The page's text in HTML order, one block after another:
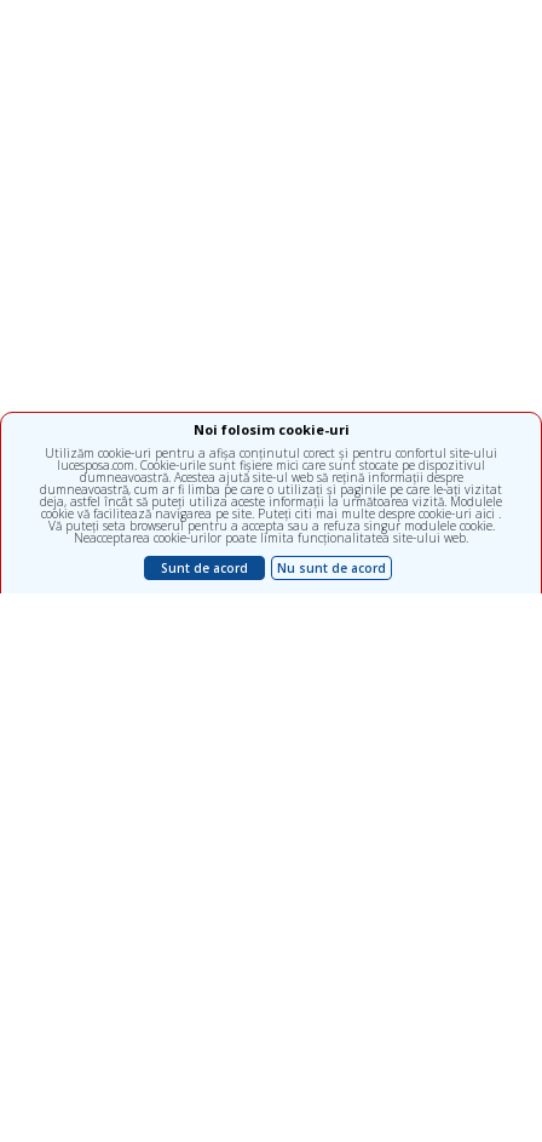
Noi folosim cookie-uri
Utilizăm cookie-uri pentru a afișa conținutul corect și pentru confortul site-ului
lucesposa.com. Cookie-urile sunt fișiere mici care sunt stocate pe dispozitivul
dumneavoastră. Acestea ajută site-ul web să rețină informații despre
dumneavoastră, cum ar fi limba pe care o utilizați și paginile pe care le-ați vizitat
deja, astfel încât să puteți utiliza aceste informații la următoarea vizită. Modulele
cookie vă facilitează navigarea pe site. Puteți citi mai multe despre cookie-uri aici .
Vă puteți seta browserul pentru a accepta sau a refuza singur modulele cookie.
Neacceptarea cookie-urilor poate limita funcționalitatea site-ului web.
Sunt de acord
Nu sunt de acord